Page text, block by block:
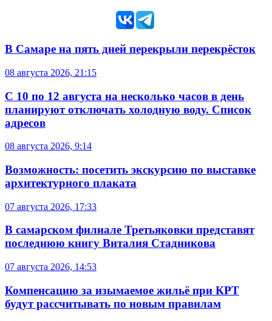
В Самаре на пять дней перекрыли перекрёсток
08 августа 2026, 21:15
С 10 по 12 августа на несколько часов в день
планируют отключать холодную воду. Список
адресов
08 августа 2026, 9:14
Возможность: посетить экскурсию по выставке
архитектурного плаката
07 августа 2026, 17:33
В самарском филиале Третьяковки представят
последнюю книгу Виталия Стадникова
07 августа 2026, 14:53
Компенсацию за изымаемое жильё при КРТ
будут рассчитывать по новым правилам